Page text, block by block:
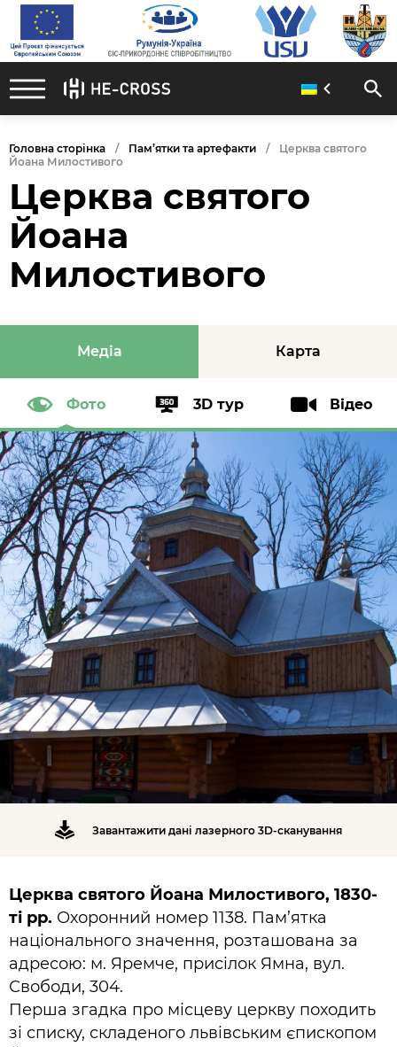
Головна сторінка Пам’ятки та артефакти
Церква святого
Йоана Милостивого
Церква святого
Йоана
Милостивого
Медіа Карта
Фото 3D тур Відео
Завантажити дані лазерного 3D-сканування
Церква святого Йоана Милостивого, 1830-
ті рр. Охоронний номер 1138. Пам’ятка
національного значення, розташована за
адресою: м. Яремче, присілок Ямна, вул.
Свободи, 304.
Перша згадка про місцеву церкву походить
зі списку, складеного львівським єпископом